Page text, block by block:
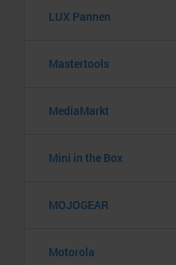
LUX Pannen
Mastertools
MediaMarkt
Mini in the Box
MOJOGEAR
Motorola